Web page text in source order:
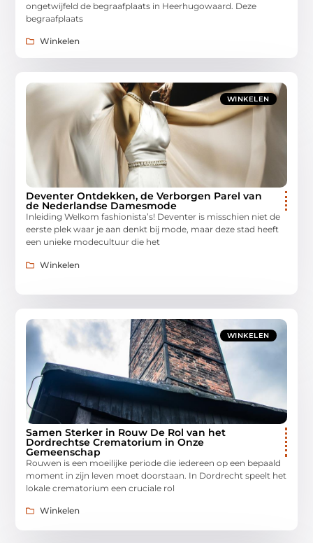
ongetwijfeld de begraafplaats in Heerhugowaard. Deze
begraafplaats
Winkelen
WINKELEN
Deventer Ontdekken, de Verborgen Parel van
de Nederlandse Damesmode
Inleiding Welkom fashionista’s! Deventer is misschien niet de
eerste plek waar je aan denkt bij mode, maar deze stad heeft
een unieke modecultuur die het
Winkelen
WINKELEN
Samen Sterker in Rouw De Rol van het
Dordrechtse Crematorium in Onze
Gemeenschap
Rouwen is een moeilijke periode die iedereen op een bepaald
moment in zijn leven moet doorstaan. In Dordrecht speelt het
lokale crematorium een cruciale rol
Winkelen